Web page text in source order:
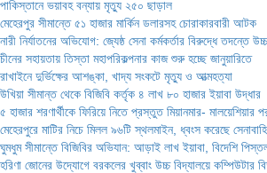
পাকিস্তানে ভয়াবহ বন্যায় মৃত্যু ২৫০ ছাড়াল
মেহেরপুর সীমান্তে ৫১ হাজার মার্কিন ডলারসহ চোরাকারবারী আটক
নারী নির্যাতনের অভিযোগ: জ্যেষ্ঠ সেনা কর্মকর্তার বিরুদ্ধে তদন্তে
চীনের সহায়তায় তিস্তা মহাপরিকল্পনার কাজ শুরু হচ্ছে জানুয়ারিতে
রাখাইনে দুর্ভিক্ষের আশঙ্কা, খাদ্য সংকটে মৃত্যু ও আত্মহত্যা
উখিয়া সীমান্ত থেকে বিজিবি কর্তৃক ৪ লাখ ৮০ হাজার ইয়াবা উদ্ধার
৫ হাজার শরণার্থীকে ফিরিয়ে নিতে প্রস্তুত মিয়ানমার- মালয়েশিয়ার
মেহেরপুরে মাটির নিচে মিলল ৯৬টি স্থলমাইন, ধ্বংস করেছে
ঘুমধুম সীমান্তে বিজিবির অভিযান: আড়াই লাখ ইয়াবা, বিদেশি
হরিণা জোনের উদ্যোগে বরকলের খুব্বাং উচ্চ বিদ্যালয়ে কম্পিউটার